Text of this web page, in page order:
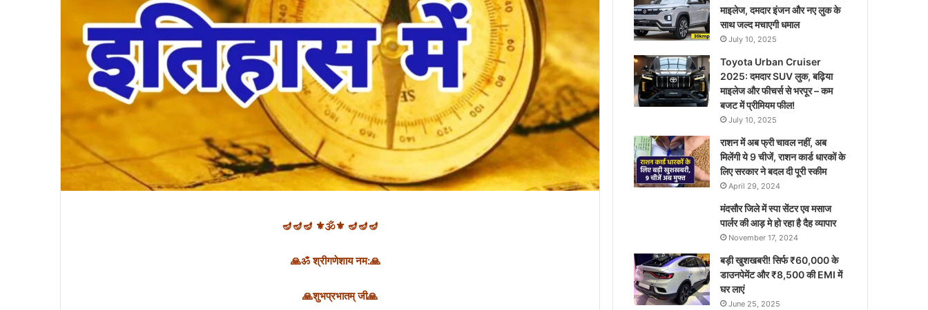
🪔🪔🪔 ⚜🕉⚜ 🪔🪔🪔
🙏ॐ श्रीगणेशाय नम:🙏
🙏शुभप्रभातम् जी🙏
माइलेज, दमदार इंजन और नए लुक के
साथ जल्द मचाएगी धमाल
July 10, 2025
Toyota Urban Cruiser
2025: दमदार SUV लुक, बढ़िया
माइलेज और फीचर्स से भरपूर – कम
बजट में प्रीमियम फील!
July 10, 2025
राशन में अब फ्री चावल नहीं, अब
मिलेंगी ये 9 चीजें, राशन कार्ड धारकों के
लिए सरकार ने बदल दी पूरी स्कीम
April 29, 2024
मंदसौर जिले में स्पा सेंटर एव मसाज
पार्लर की आड़ मे हो रहा है दैह व्यापार
November 17, 2024
बड़ी खुशखबरी! सिर्फ ₹60,000 के
डाउनपेमेंट और ₹8,500 की EMI में
घर लाएं
June 25, 2025